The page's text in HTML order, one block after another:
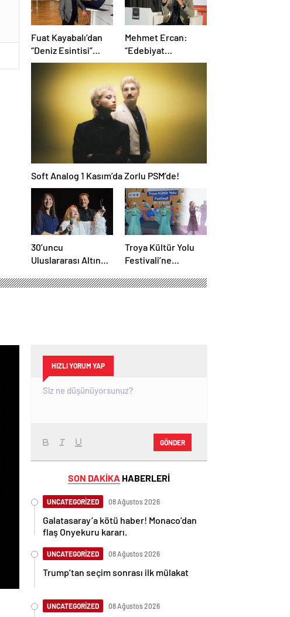
Fuat Kayabalı’dan
“Deniz Esintisi”
Sergisi: Sosyal
Farkındalıkla Sanat
Mehmet Ercan:
“Edebiyat
Matematikten Daha
Problemli Bir
Mesele”
Soft Analog 1 Kasım’da Zorlu PSM’de!
30’uncu
Uluslararası Altın
başladı
Troya Kültür Yolu
Festivali’ne
HIZLI YORUM YAP
GÖNDER
SON DAKİKA HABERLERİ
UNCATEGORİZED 08 Ağustos 2026
Galatasaray’a kötü haber! Monaco’dan
flaş Onyekuru kararı.
UNCATEGORİZED 08 Ağustos 2026
Trump’tan seçim sonrası ilk mülakat
UNCATEGORİZED 08 Ağustos 2026